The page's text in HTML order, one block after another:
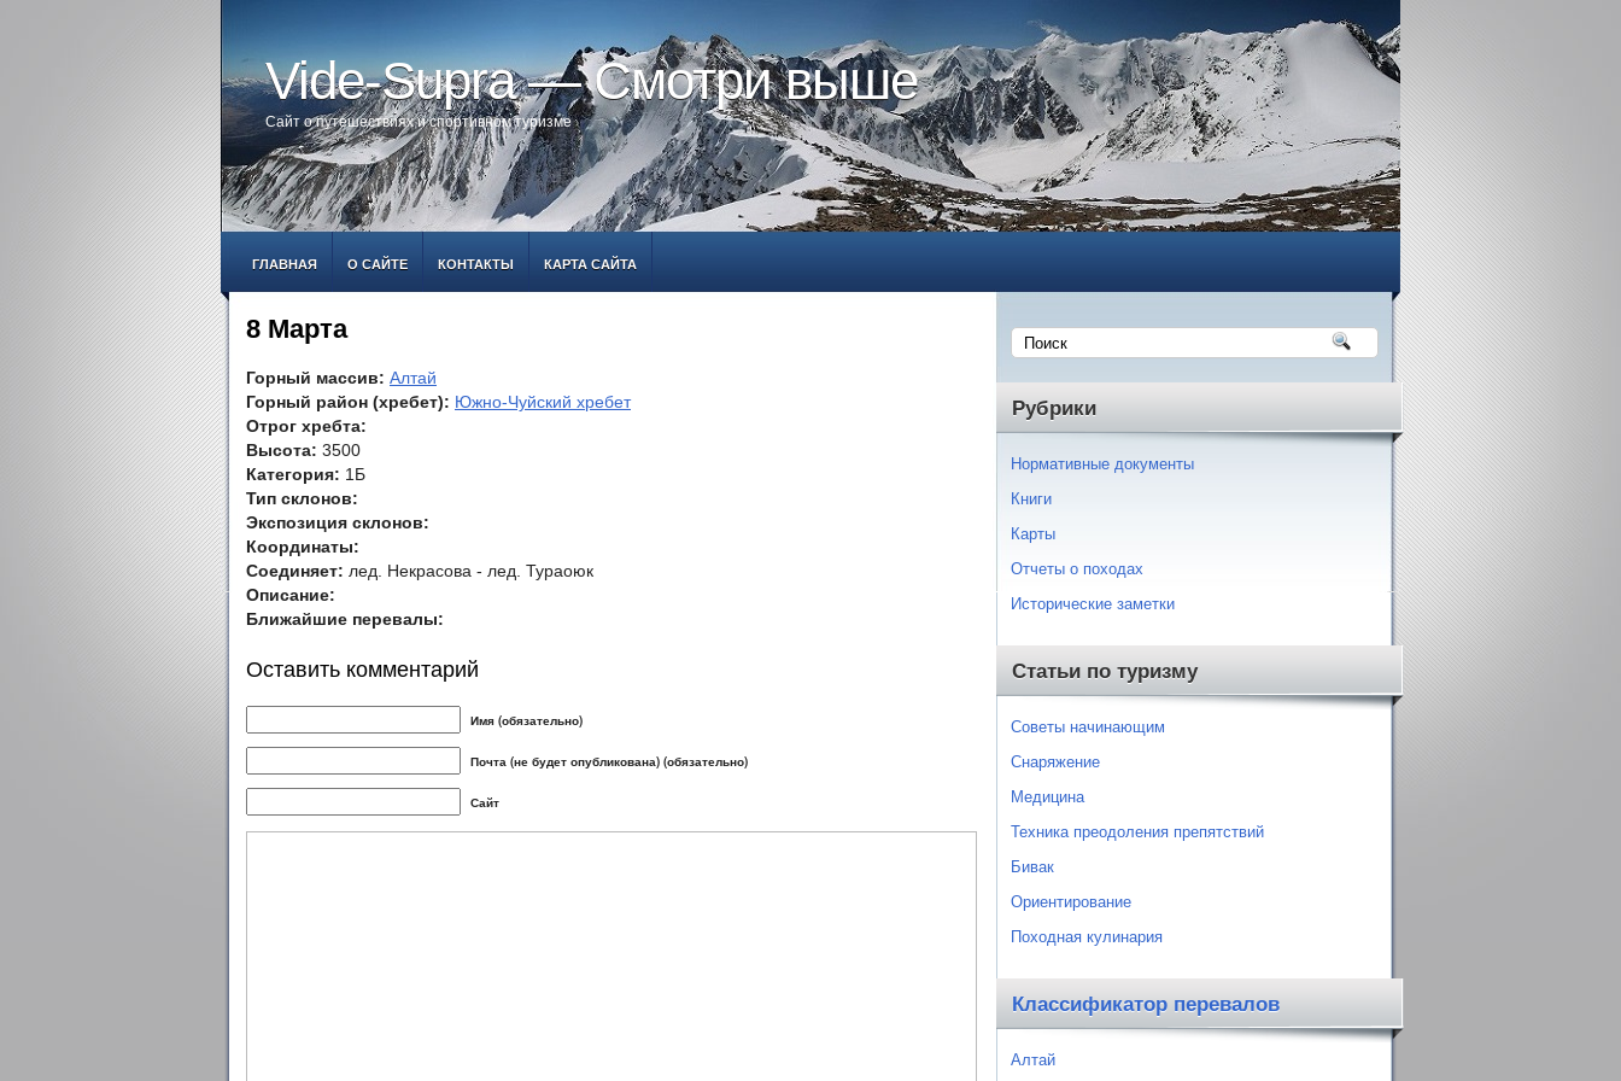
Vide-Supra — Смотри выше
Сайт о путешествиях и спортивном туризме
ГЛАВНАЯ О САЙТЕ КОНТАКТЫ КАРТА САЙТА
8 Марта
Горный массив: Алтай
Горный район (хребет): Южно-Чуйский хребет
Отрог хребта:
Высота: 3500
Категория: 1Б
Тип склонов:
Экспозиция склонов:
Координаты:
Соединяет: лед. Некрасова - лед. Тураоюк
Описание:
Ближайшие перевалы:
Оставить комментарий
Имя (обязательно)
Почта (не будет опубликована) (обязательно)
Сайт
Рубрики
Нормативные документы
Книги
Карты
Отчеты о походах
Исторические заметки
Статьи по туризму
Советы начинающим
Снаряжение
Медицина
Техника преодоления препятствий
Бивак
Ориентирование
Походная кулинария
Классификатор перевалов
Алтай